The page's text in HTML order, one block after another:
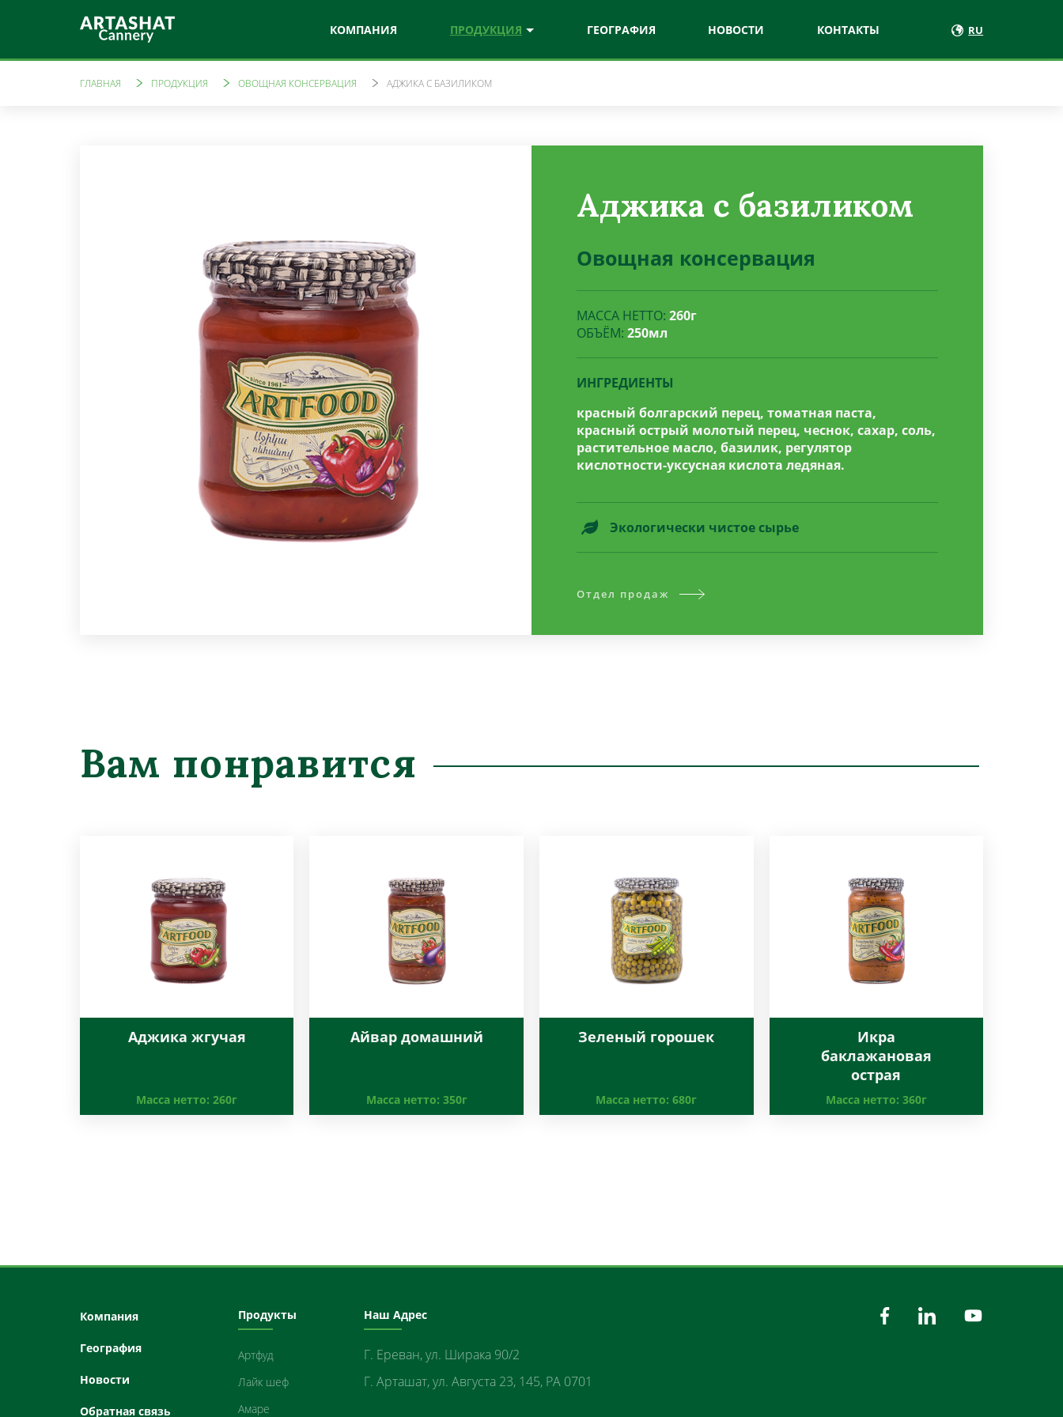
КОМПАНИЯ ПРОДУКЦИЯ
Артфуд Лайк шеф
Витаминизированные напитки
ГЕОГРАФИЯ НОВОСТИ КОНТАКТЫ RU
ГЛАВНАЯ ПРОДУКЦИЯ ОВОЩНАЯ КОНСЕРВАЦИЯ АДЖИКА С БАЗИЛИКОМ
Аджика с базиликом
Овощная консервация
МАССА НЕТТО:260г
ОБЪЁМ:250мл
ИНГРЕДИЕНТЫ
красный болгарский перец, томатная паста,
красный острый молотый перец, чеснок, сахар, соль,
растительное масло, базилик, регулятор
кислотности-уксусная кислота ледяная.
Экологически чистое сырье
Отдел продаж
Вам понравится
Аджика жгучая
Масса нетто: 260г
Айвар домашний
Масса нетто: 350г
Зеленый горошек
Масса нетто:680г
Икра
баклажановая
острая
Масса нетто: 360г
Компания
География
Новости
Oбратная связь
Продукты
Артфуд
Лайк шеф
Амарe
Наш Адрес
Г. Ереван, ул. Ширака 90/2
Г. Арташат, ул. Августа 23, 145, РА 0701